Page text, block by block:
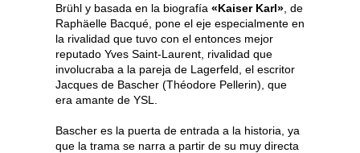
Brühl y basada en la biografía «Kaiser Karl» , de
Raphäelle Bacqué, pone el eje especialmente en
la rivalidad que tuvo con el entonces mejor
reputado Yves Saint-Laurent, rivalidad que
involucraba a la pareja de Lagerfeld, el escritor
Jacques de Bascher (Théodore Pellerin), que
era amante de YSL.
Bascher es la puerta de entrada a la historia, ya
que la trama se narra a partir de su muy directa